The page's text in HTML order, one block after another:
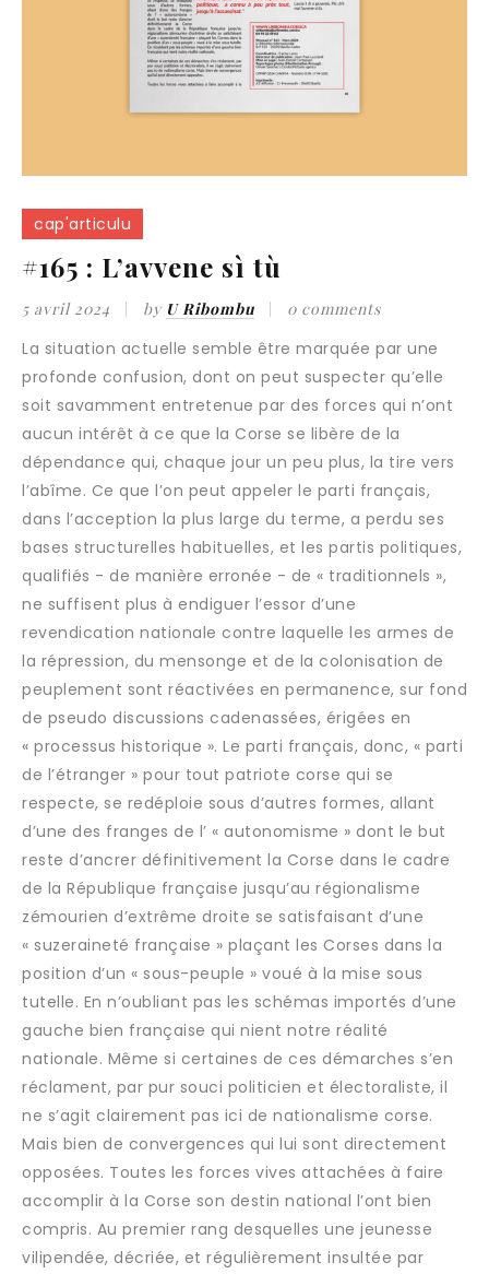
cap'articulu
#165 : L’avvene sì tù
5 avril 2024 by U Ribombu 0 comments
La situation actuelle semble être marquée par une
profonde confusion, dont on peut suspecter qu’elle
soit savamment entretenue par des forces qui n’ont
aucun intérêt à ce que la Corse se libère de la
dépendance qui, chaque jour un peu plus, la tire vers
l’abîme. Ce que l’on peut appeler le parti français,
dans l’acception la plus large du terme, a perdu ses
bases structurelles habituelles, et les partis politiques,
qualifiés - de manière erronée - de « traditionnels »,
ne suffisent plus à endiguer l’essor d’une
revendication nationale contre laquelle les armes de
la répression, du mensonge et de la colonisation de
peuplement sont réactivées en permanence, sur fond
de pseudo discussions cadenassées, érigées en
« processus historique ». Le parti français, donc, « parti
de l’étranger » pour tout patriote corse qui se
respecte, se redéploie sous d’autres formes, allant
d’une des franges de l’ « autonomisme » dont le but
reste d’ancrer définitivement la Corse dans le cadre
de la République française jusqu’au régionalisme
zémourien d’extrême droite se satisfaisant d’une
« suzeraineté française » plaçant les Corses dans la
position d’un « sous-peuple » voué à la mise sous
tutelle. En n’oubliant pas les schémas importés d’une
gauche bien française qui nient notre réalité
nationale. Même si certaines de ces démarches s’en
réclament, par pur souci politicien et électoraliste, il
ne s’agit clairement pas ici de nationalisme corse.
Mais bien de convergences qui lui sont directement
opposées. Toutes les forces vives attachées à faire
accomplir à la Corse son destin national l’ont bien
compris. Au premier rang desquelles une jeunesse
vilipendée, décriée, et régulièrement insultée par